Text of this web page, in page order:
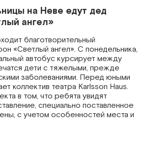
на Неве едут дед
ангел»
благотворительный
«Светлый ангел». С понедельника,
автобус курсирует между
дети с тяжелыми, прежде
заболеваниями. Перед юными
коллектив театра Karlsson Haus.
в том, что ребята увидят
специально поставленное
с учетом особенностей места и